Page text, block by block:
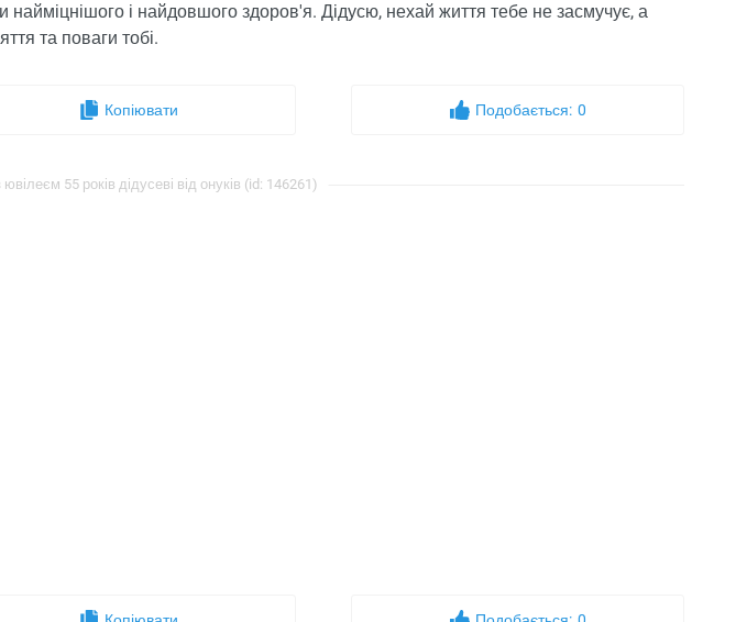
найміцнішого і найдовшого здоров'я. Дідусю, нехай життя тебе не засмучує, а
та поваги тобі.
Копіювати Подобається: 0
ювілеєм 55 років дідусеві від онуків (id: 146261)